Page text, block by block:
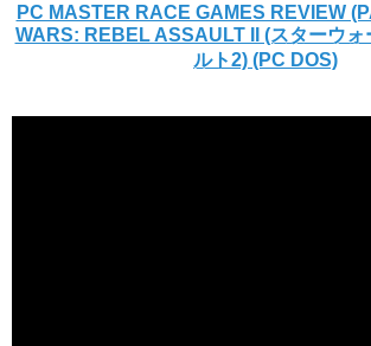
PC MASTER RACE GAMES REVIEW
WARS: REBEL ASSAULT II (スターウォ
ルト2) (PC DOS)